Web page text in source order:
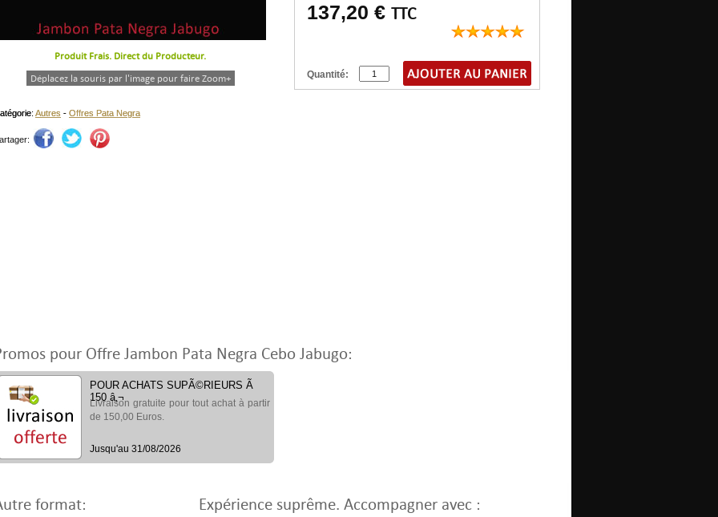
Autres - Offres Pata Negra
Autres - Offres Pata Negra
pour Offre Jambon Pata Negra Cebo Jabugo:
POUR ACHATS SUPÃ©RIEURS Ã
150 â‚¬
Livraison gratuite pour tout achat à partir
de 150,00 Euros.
Jusqu'au 31/08/2026
format: Expérience suprême. Accompagner avec :
Déplacez la souris par l'image pour faire Zoom+
137,20 € TTC
Quantité:
Produit Frais. Direct du Producteur.